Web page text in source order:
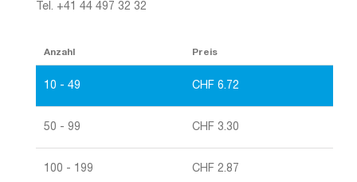
Tel. +41 44 497 32 32
Anzahl Preis
10 - 49 CHF 6.72
50 - 99 CHF 3.30
100 - 199 CHF 2.87